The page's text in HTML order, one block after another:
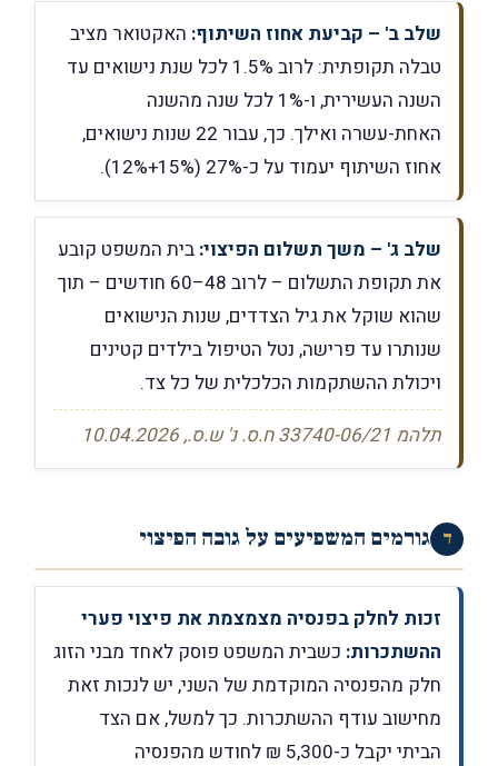
שלב ב' – קביעת אחוז השיתוף: האקטואר מציב
טבלה תקופתית: לרוב 1.5% לכל שנת נישואים עד
השנה העשירית, ו-1% לכל שנה מהשנה
האחת-עשרה ואילך. כך, עבור 22 שנות נישואים,
אחוז השיתוף יעמוד על כ-27% (15%+12%).
שלב ג' – משך תשלום הפיצוי: בית המשפט קובע
את תקופת התשלום – לרוב 48–60 חודשים – תוך
שהוא שוקל את גיל הצדדים, שנות הנישואים
שנותרו עד פרישה, נטל הטיפול בילדים קטינים
ויכולת ההשתקמות הכלכלית של כל צד.
תלהמ 33740-06/21 ח.ס. נ' ש.ס., 10.04.2026
ד גורמים המשפיעים על גובה הפיצוי
זכות לחלק בפנסיה מצמצמת את פיצוי פערי
ההשתכרות: כשבית המשפט פוסק לאחד מבני הזוג
חלק מהפנסיה המוקדמת של השני, יש לנכות זאת
מחישוב עודף ההשתכרות. כך למשל, אם הצד
הביתי יקבל כ-5,300 ₪ לחודש מהפנסיה